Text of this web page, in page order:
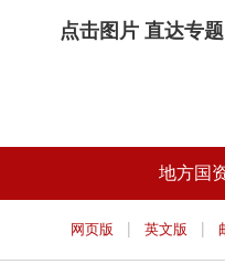
点击图片 直达专题